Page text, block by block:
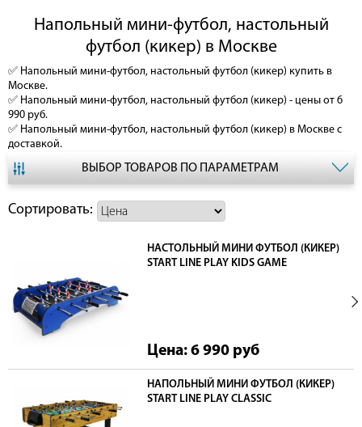
Напольный мини-футбол, настольный
футбол (кикер) в Москве
✅ Напольный мини-футбол, настольный футбол (кикер) купить в
Москве.
✅ Напольный мини-футбол, настольный футбол (кикер) - цены от 6
990 руб.
✅ Напольный мини-футбол, настольный футбол (кикер) в Москве с
доставкой.
ВЫБОР ТОВАРОВ ПО ПАРАМЕТРАМ
Сортировать:
НАСТОЛЬНЫЙ МИНИ ФУТБОЛ (КИКЕР)
START LINE PLAY KIDS GAME
Цена: 6 990 руб
НАПОЛЬНЫЙ МИНИ ФУТБОЛ (КИКЕР)
START LINE PLAY CLASSIC